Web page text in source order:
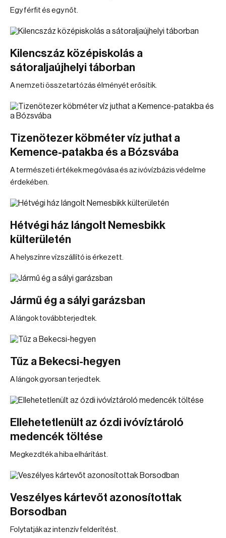
Egy férfit és egy nőt.
Kilencszáz középiskolás a
sátoraljaújhelyi táborban
A nemzeti összetartózás élményét erősítik.
Tizenötezer köbméter víz juthat a
Kemence-patakba és a Bózsvába
A természeti értékek megóvása és az ivóvízbázis védelme
érdekében.
Hétvégi ház lángolt Nemesbikk
külterületén
A helyszínre vízszállító is érkezett.
Jármű ég a sályi garázsban
A lángok továbbterjedtek.
Tűz a Bekecsi-hegyen
A lángok gyorsan terjedtek.
Ellehetetlenült az ózdi ivóvíztároló
medencék töltése
Megkezdték a hiba elhárítást.
Veszélyes kártevőt azonosítottak
Borsodban
Folytatják az intenzív felderítést.